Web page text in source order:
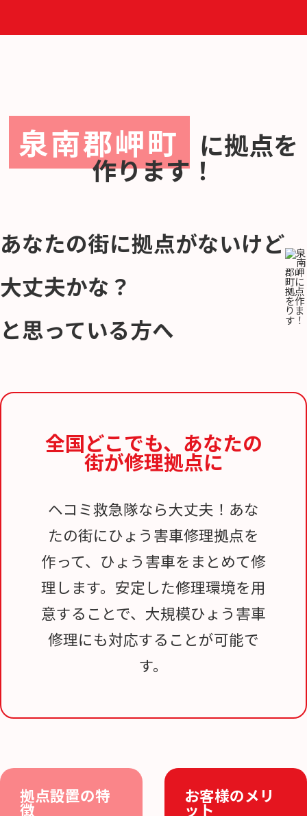
泉南郡岬町 に拠点を
作ります！
あなたの街に拠点がないけど
大丈夫かな？
と思っている方へ
全国どこでも、 あなたの
街が修理拠点に
ヘコミ救急隊なら大丈夫！あな
たの街にひょう害車修理拠点を
作って、ひょう害車をまとめて修
理します。安定した修理環境を用
意することで、大規模ひょう害車
修理にも対応することが可能で
す。
拠点設置の特
徴
お客様のメリ
ット